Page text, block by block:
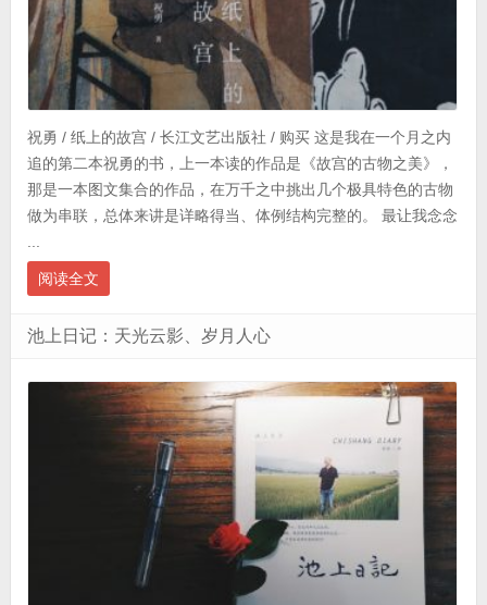
祝勇 / 纸上的故宫 / 长江文艺出版社 / 购买 这是我在一个月之内
追的第二本祝勇的书，上一本读的作品是《故宫的古物之美》，
那是一本图文集合的作品，在万千之中挑出几个极具特色的古物
做为串联，总体来讲是详略得当、体例结构完整的。 最让我念念
阅读全文
池上日记：天光云影、岁月人心